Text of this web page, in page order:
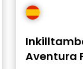
Aventura